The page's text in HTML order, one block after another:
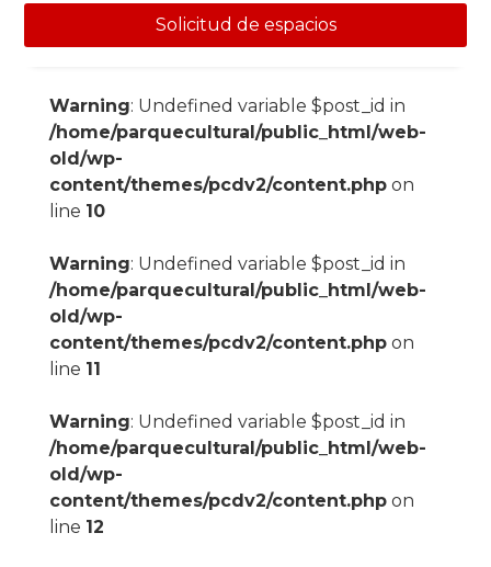
Solicitud de espacios
Warning: Undefined variable $post_id in
/home/parquecultural/public_html/web-
old/wp-
content/themes/pcdv2/content.phpon
line 10
Warning: Undefined variable $post_id in
/home/parquecultural/public_html/web-
old/wp-
content/themes/pcdv2/content.phpon
line 11
Warning: Undefined variable $post_id in
/home/parquecultural/public_html/web-
old/wp-
content/themes/pcdv2/content.phpon
line 12